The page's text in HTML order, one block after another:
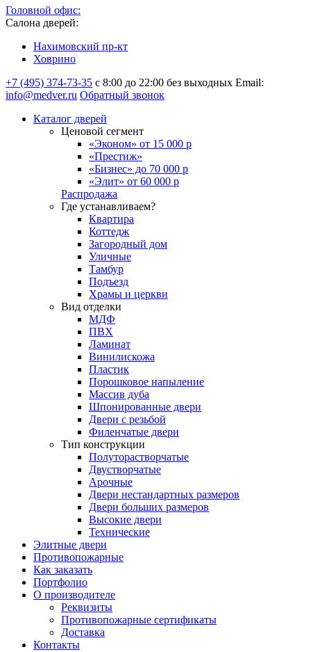
Головной офис:
Салона дверей:
Нахимовский пр-кт
Ховрино
+7 (495) 374-73-35 с 8:00 до 22:00 без выходных Email:
info@medver.ru Обратный звонок
Каталог дверей
Ценовой сегмент
«Эконом» от 15 000 р
«Престиж»
«Бизнес» до 70 000 р
«Элит» от 60 000 р
Распродажа
Где устанавливаем?
Квартира
Коттедж
Загородный дом
Уличные
Тамбур
Подъезд
Храмы и церкви
Вид отделки
МДФ
ПВХ
Ламинат
Винилискожа
Пластик
Порошковое напыление
Массив дуба
Шпонированные двери
Двери с резьбой
Филенчатые двери
Тип конструкции
Полуторастворчатые
Двустворчатые
Арочные
Двери нестандартных размеров
Двери больших размеров
Высокие двери
Технические
Элитные двери
Противопожарные
Как заказать
Портфолио
О производителе
Реквизиты
Противопожарные сертификаты
Доставка
Контакты